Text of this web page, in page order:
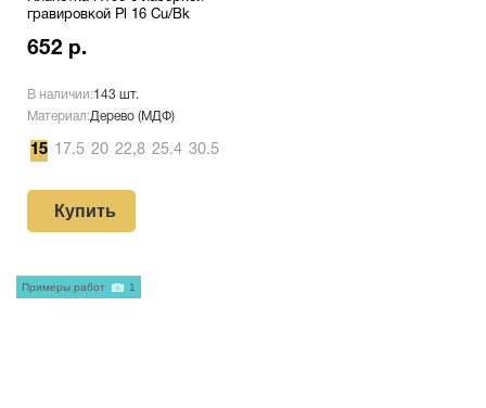
гравировкой Pl 16 Cu/Bk
652 р.
В наличии:143 шт.
Материал:Дерево (МДФ)
15 17.5 20 22,8 25.4 30.5
Купить
Примеры работ 1